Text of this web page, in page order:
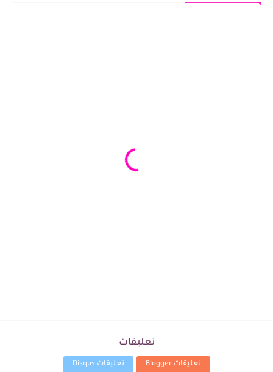
تعليقات
تعليقات Blogger تعليقات Disqus